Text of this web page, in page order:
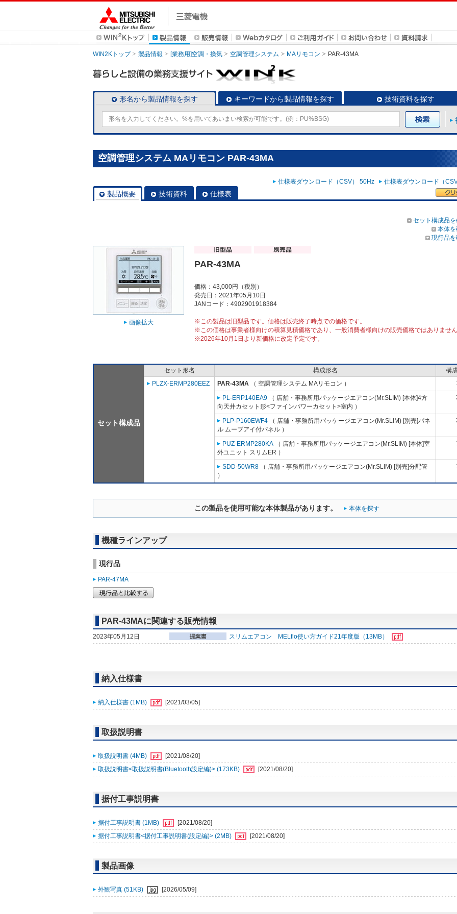
WIN2Kトップ 製品情報 [業務用]空調・換気 空調管理システム MAリモコン PAR-43MA
形名から製品情報を探す キーワードから製品情報を探す 技術資料を探す
空調管理システム MAリモコン PAR-43MA
仕様表ダウンロード（CSV） 50Hz 仕様表ダウンロード（
製品概要 技術資料 仕様表
セット構成品
本体
現行品
画像拡大
PAR-43MA
価格：43,000円（税別）
発売日：2021年05月10日
JANコード：4902901918384
※この製品は旧型品です。価格は販売終了時点での価格です。
※この価格は事業者様向けの積算見積価格であり、一般消費者様向けの販売価格ではありません
※2026年10月1日より新価格に改定予定です。
セット構成品
セット形名 構成形名
構
PLZX-ERMP280EEZ
PAR-43MA （ 空調管理システム MAリモコン ）
PL-ERP140EA9 （ 店舗・事務所用パッケージエアコン(Mr.SLIM) [本体]4方
向天井カセット形<ファインパワーカセット>室内 ）
PLP-P160EWF4 （ 店舗・事務所用パッケージエアコン(Mr.SLIM) [別売]パネ
ル ムーブアイ付パネル ）
PUZ-ERMP280KA （ 店舗・事務所用パッケージエアコン(Mr.SLIM) [本体]室
外ユニット スリムER ）
SDD-50WR8 （ 店舗・事務所用パッケージエアコン(Mr.SLIM) [別売]分配管
）
この製品を使用可能な本体製品があります。 本体を探す
機種ラインアップ
現行品
PAR-47MA
PAR-43MAに関連する販売情報
2023年05月12日 スリムエアコン MELflo使い方ガイド21年度版（13MB）
納入仕様書
納入仕様書 (1MB) [2021/03/05]
取扱説明書
取扱説明書 (4MB)
[2021/08/20]
取扱説明書<取扱説明書(Bluetooth設定編)> (173KB)
[2021/08/20]
据付工事説明書
据付工事説明書 (1MB)
[2021/08/20]
据付工事説明書<据付工事説明書(設定編)> (2MB)
[2021/08/20]
製品画像
外観写真 (51KB) [2026/05/09]